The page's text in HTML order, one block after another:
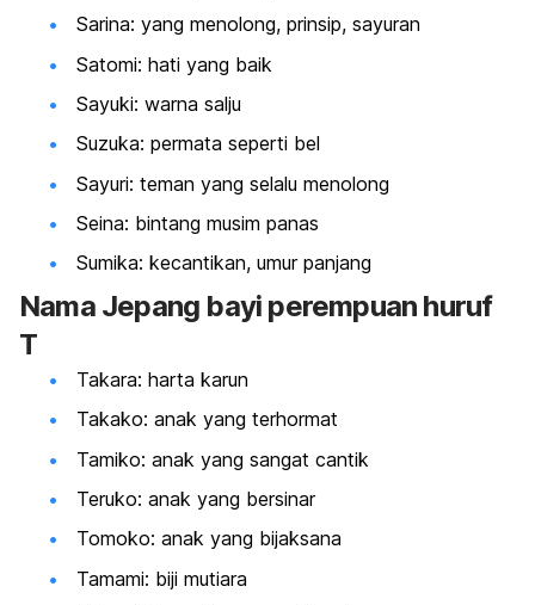
Sarina: yang menolong, prinsip, sayuran
Satomi: hati yang baik
Sayuki: warna salju
Suzuka: permata seperti bel
Sayuri: teman yang selalu menolong
Seina: bintang musim panas
Sumika: kecantikan, umur panjang
Nama Jepang bayi perempuan huruf
T
Takara: harta karun
Takako: anak yang terhormat
Tamiko: anak yang sangat cantik
Teruko: anak yang bersinar
Tomoko: anak yang bijaksana
Tamami: biji mutiara